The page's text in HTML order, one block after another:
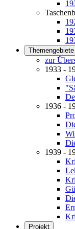
Themengebiete
zur
1933 -
1936 -
1939 -
Projekt